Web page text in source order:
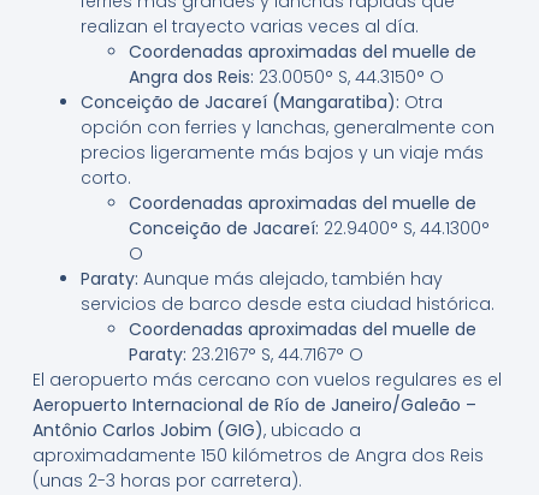
realizan el trayecto varias veces al día.
Coordenadas aproximadas del muelle de
Angra dos Reis: 23.0050° S, 44.3150° O
Conceição de Jacareí (Mangaratiba): Otra
opción con ferries y lanchas, generalmente con
precios ligeramente más bajos y un viaje más
corto.
Coordenadas aproximadas del muelle de
Conceição de Jacareí: 22.9400° S, 44.1300°
O
Paraty: Aunque más alejado, también hay
servicios de barco desde esta ciudad histórica.
Coordenadas aproximadas del muelle de
Paraty: 23.2167° S, 44.7167° O
El aeropuerto más cercano con vuelos regulares es el
Aeropuerto Internacional de Río de Janeiro/Galeão –
Antônio Carlos Jobim (GIG), ubicado a
aproximadamente 150 kilómetros de Angra dos Reis
(unas 2-3 horas por carretera).